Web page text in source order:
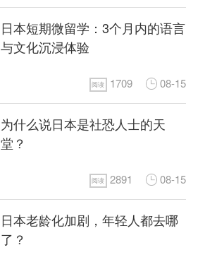
日本短期微留学：3个月内的语言
与文化沉浸体验
阅读 1709 08-15
为什么说日本是社恐人士的天
堂？
阅读 2891 08-15
日本老龄化加剧，年轻人都去哪
了？